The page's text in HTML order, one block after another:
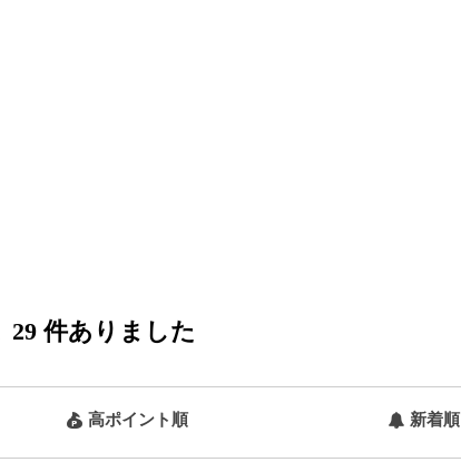
29 件ありました
高ポイント順 新着順